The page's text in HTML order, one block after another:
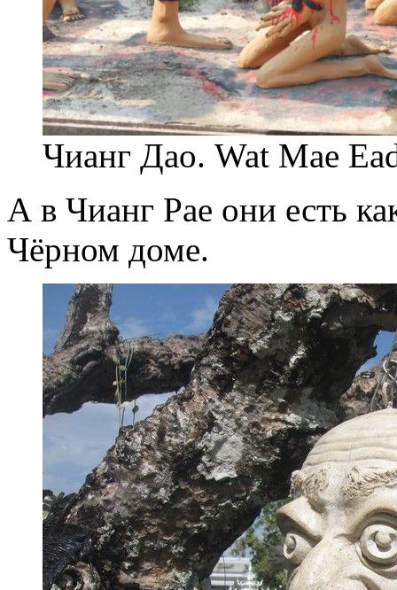
Чианг Дао. Wat Mae
А в Чианг Рае они есть
Чёрном доме.